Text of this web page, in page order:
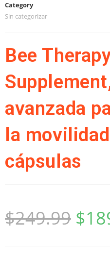
Category
Sin categorizar
Bee
avanzada
la
cápsulas
$249.99 $